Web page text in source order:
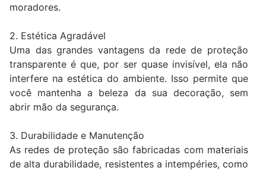
moradores.
2. Estética Agradável
Uma das grandes vantagens da rede de proteção
transparente é que, por ser quase invisível, ela não
interfere na estética do ambiente. Isso permite que
você mantenha a beleza da sua decoração, sem
abrir mão da segurança.
3. Durabilidade e Manutenção
As redes de proteção são fabricadas com materiais
de alta durabilidade, resistentes a intempéries, como